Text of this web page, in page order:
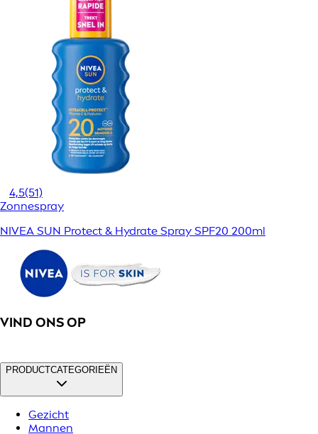
4,5(51)
Zonnespray
NIVEA SUN Protect & Hydrate Spray SPF20 200ml
VIND ONS OP
PRODUCTCATEGORIEËN
Gezicht
Mannen